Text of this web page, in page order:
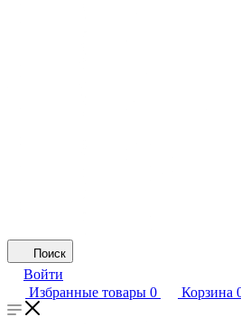
Поиск
Войти
Избранные товары 0 Корзина